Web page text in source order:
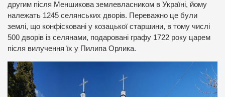
другим після Меншикова землевласником в Україні, йому
належать 1245 селянських дворів. Переважно це були
землі, що конфісковані у козацької старшини, в тому числі
500 дворів із селянами, подаровані графу 1722 року царем
після вилучення їх у Пилипа Орлика.